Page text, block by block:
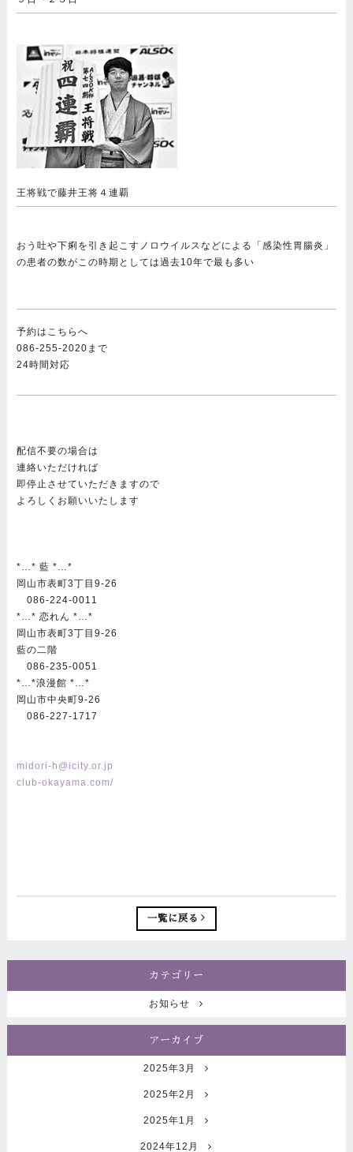
王将戦で藤井王将４連覇
おう吐や下痢を引き起こすノロウイルスなどによる「感染性胃腸炎」
の患者の数がこの時期としては過去10年で最も多い
予約はこちらへ
086-255-2020まで
24時間対応
配信不要の場合は
連絡いただければ
即停止させていただきますので
よろしくお願いいたします
*…* 藍 *…*
岡山市表町3丁目9-26
086-224-0011
*…* 恋れん *…*
岡山市表町3丁目9-26
藍の二階
086-235-0051
*…*浪漫館 *…*
岡山市中央町9-26
086-227-1717
midori-h@icity.or.jp
club-okayama.com/
一覧に戻る
カテゴリー
お知らせ
アーカイブ
2025年3月
2025年2月
2025年1月
2024年12月